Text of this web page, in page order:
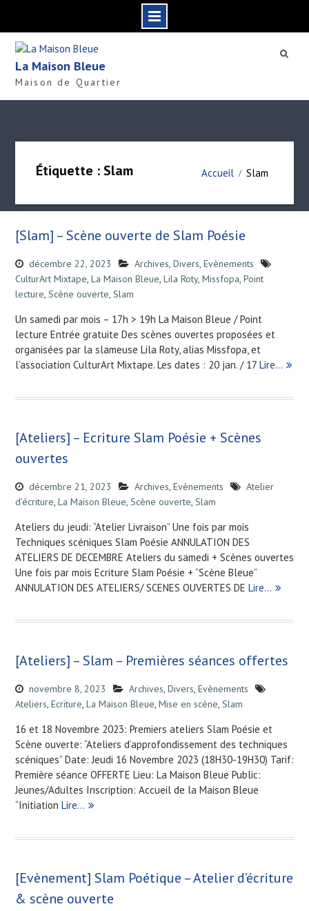
t
La Maison Bleue
Maison de Quartier
Étiquette : Slam Accueil Slam
[Slam] – Scène ouverte de Slam Poésie
décembre 22, 2023 Archives, Divers, Evènements
CulturArt Mixtape, La Maison Bleue, Lila Roty, Missfopa, Point
lecture, Scène ouverte, Slam
Un samedi par mois – 17h > 19h La Maison Bleue / Point
lecture Entrée gratuite Des scènes ouvertes proposées et
organisées par la slameuse Lila Roty, alias Missfopa, et
l’association CulturArt Mixtape. Les dates : 20 jan. / 17 Lire…
[Ateliers] – Ecriture Slam Poésie + Scènes
ouvertes
décembre 21, 2023 Archives, Evènements
Atelier
d'écriture, La Maison Bleue, Scène ouverte, Slam
Ateliers du jeudi: “Atelier Livraison” Une fois par mois
Techniques scéniques Slam Poésie ANNULATION DES
ATELIERS DE DECEMBRE Ateliers du samedi + Scènes ouvertes
Une fois par mois Ecriture Slam Poésie + “Scène Bleue”
ANNULATION DES ATELIERS/ SCENES OUVERTES DE Lire…
[Ateliers] – Slam – Premières séances offertes
novembre 8, 2023 Archives, Divers, Evènements
Ateliers, Ecriture, La Maison Bleue, Mise en scène, Slam
16 et 18 Novembre 2023: Premiers ateliers Slam Poésie et
Scène ouverte: “Ateliers d’approfondissement des techniques
scéniques” Date: Jeudi 16 Novembre 2023 (18H30-19H30) Tarif:
Première séance OFFERTE Lieu: La Maison Bleue Public:
Jeunes/Adultes Inscription: Accueil de la Maison Bleue
“Initiation Lire…
[Evènement] Slam Poétique – Atelier d’écriture
& scène ouverte